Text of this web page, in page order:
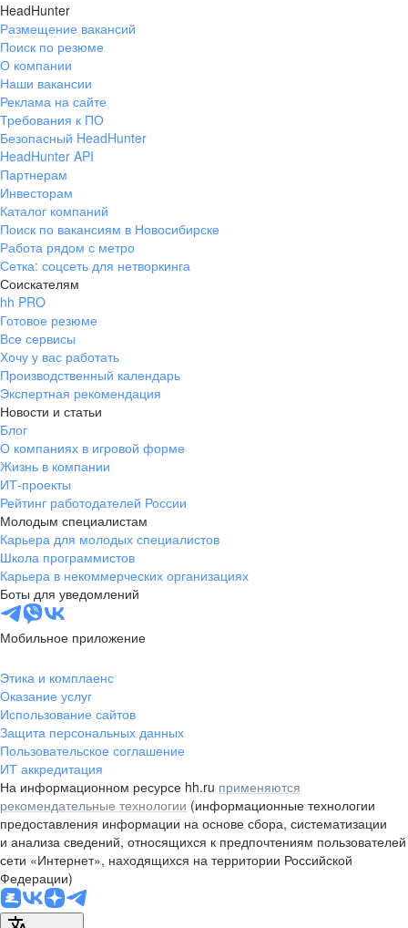
HeadHunter
Размещение вакансий
Поиск по резюме
О компании
Наши вакансии
Реклама на сайте
Требования к ПО
Безопасный HeadHunter
HeadHunter API
Партнерам
Инвесторам
Каталог компаний
Поиск по вакансиям в Новосибирске
Работа рядом с метро
Сетка: соцсеть для нетворкинга
Соискателям
hh PRO
Готовое резюме
Все сервисы
Хочу у вас работать
Производственный календарь
Экспертная рекомендация
Новости и статьи
Блог
О компаниях в игровой форме
Жизнь в компании
ИТ-проекты
Рейтинг работодателей России
Молодым специалистам
Карьера для молодых специалистов
Школа программистов
Карьера в некоммерческих организациях
Боты для уведомлений
Мобильное приложение
Этика и комплаенс
Оказание услуг
Использование сайтов
Защита персональных данных
Пользовательское соглашение
ИТ аккредитация
На информационном ресурсе hh.ru применяются
рекомендательные технологии (информационные технологии
предоставления информации на основе сбора, систематизации
и анализа сведений, относящихся к предпочтениям пользователей
сети «Интернет», находящихся на территории Российской
Федерации)